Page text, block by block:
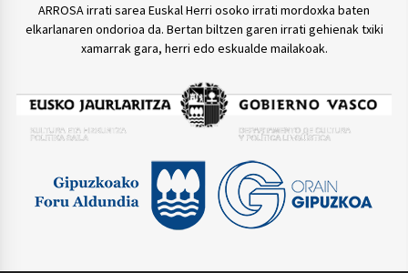
ARROSA irrati sarea Euskal Herri osoko irrati mordoxka baten
elkarlanaren ondorioa da. Bertan biltzen garen irrati gehienak txiki
xamarrak gara, herri edo eskualde mailakoak.